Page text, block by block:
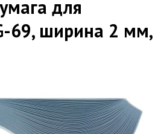
для
69, ширина 2 мм,